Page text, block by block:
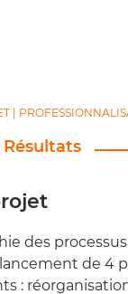
|
des processus
de 4
: